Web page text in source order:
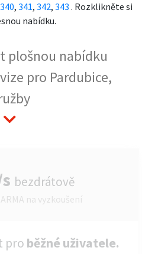
340, 341, 342, 343 . Rozklikněte si
nabídku.
plošnou nabídku
pro Pardubice,
bezdrátově
na vyzkoušení
pro běžné uživatele.